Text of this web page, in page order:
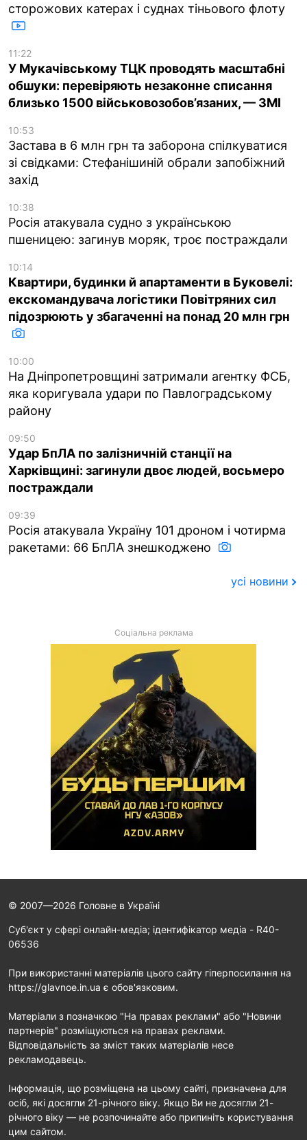
сторожових катерах і суднах тіньового флоту
11:22
У Мукачівському ТЦК проводять масштабні
обшуки: перевіряють незаконне списання
близько 1500 військовозобов’язаних, — ЗМІ
10:53
Застава в 6 млн грн та заборона спілкуватися
зі свідками: Стефанішиній обрали запобіжний
захід
10:38
Росія атакувала судно з українською
пшеницею: загинув моряк, троє постраждали
10:14
Квартири, будинки й апартаменти в Буковелі:
екскомандувача логістики Повітряних сил
підозрюють у збагаченні на понад 20 млн грн
10:00
На Дніпропетровщині затримали агентку ФСБ,
яка коригувала удари по Павлоградському
району
09:50
Удар БпЛА по залізничній станції на
Харківщині: загинули двоє людей, восьмеро
постраждали
09:39
Росія атакувала Україну 101 дроном і чотирма
ракетами: 66 БпЛА знешкоджено
усі новини
Соціальна реклама
© 2007—2026 Головне в Україні
Cуб'єкт у сфері онлайн-медіа; ідентифікатор медіа - R40-
06536
При використанні матеріалів цього сайту гіперпосилання на
https://glavnoe.in.ua є обов'язковим.
Матеріали з позначкою "На правах реклами" або "Новини
партнерів" розміщуються на правах реклами.
Відповідальність за зміст таких матеріалів несе
рекламодавець.
Інформація, що розміщена на цьому сайті, призначена для
осіб, які досягли 21-річного віку. Якщо Ви не досягли 21-
річного віку — не розпочинайте або припиніть користування
цим сайтом.